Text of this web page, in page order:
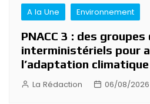
A la Une Environnement
PNACC 3 : des
interministériels pour
l’adaptation climatique
La Rédaction 06/08/2026